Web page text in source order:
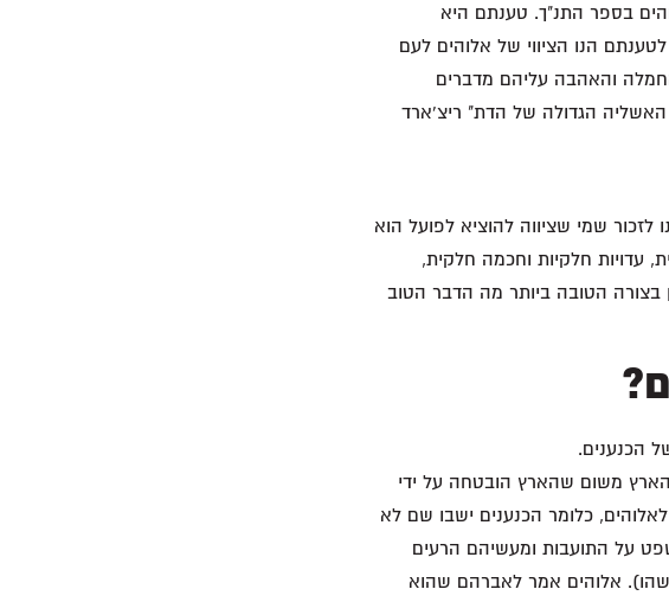
בספר התנ"ך. טענתם היא
הנו הציווי של אלוהים לעם
והאהבה עליהם מדברים
הגדולה של הדת" ריצ'ארד
שמי שציווה להוציא לפועל הוא
עדויות חלקיות וחכמה חלקית,
בצורה הטובה ביותר מה הדבר הטוב
הכנענים.
משום שהארץ הובטחה על ידי
כלומר הכנענים ישבו שם לא
על התועבות ומעשיהם הרעים
אלוהים אמר לאברהם שהוא